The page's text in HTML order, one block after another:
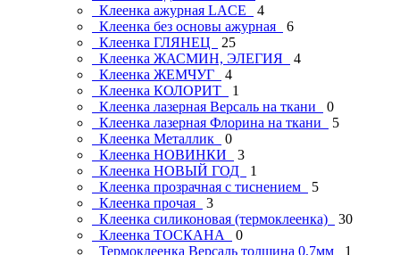
Клеенка ажурная LAСE
4
Клеенка без основы ажурная
6
Клеенка ГЛЯНЕЦ
25
Клеенка ЖАСМИН, ЭЛЕГИЯ
4
Клеенка ЖЕМЧУГ
4
Клеенка КОЛОРИТ
1
Клеенка лазерная Версаль на ткани
0
Клеенка лазерная Флорина на ткани
5
Клеенка Металлик
0
Клеенка НОВИНКИ
3
Клеенка НОВЫЙ ГОД
1
Клеенка прозрачная с тиснением
5
Клеенка прочая
3
Клеенка силиконовая (термоклеенка)
30
Клеенка ТОСКАНА
0
Термоклеенка Версаль толщина 0,7мм
1